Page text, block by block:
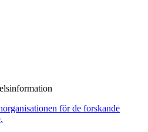
för de forskande